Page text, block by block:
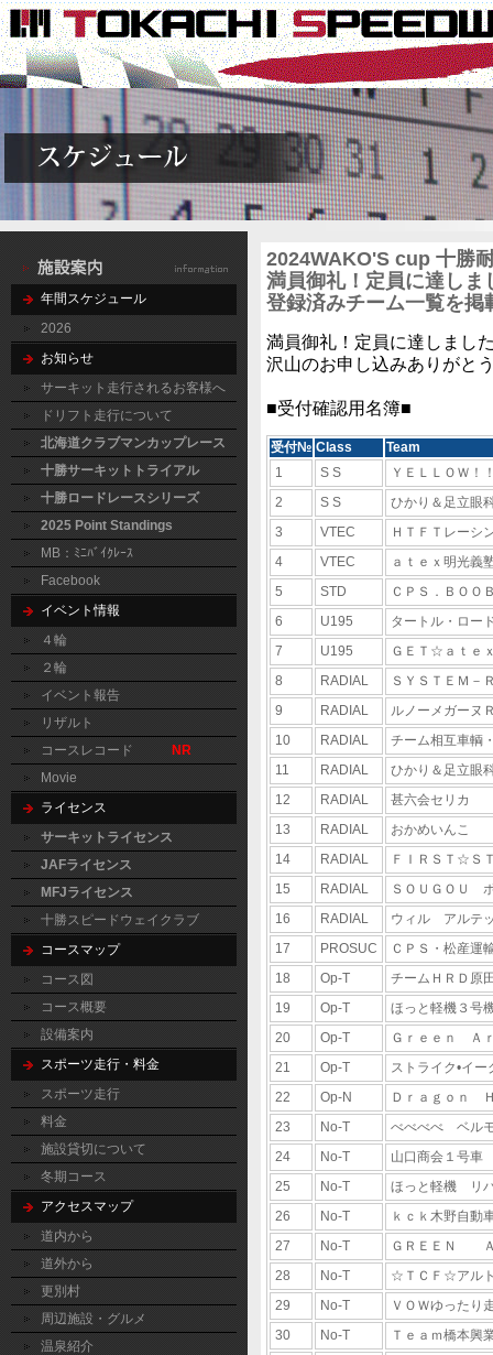
年間スケジュール
2026
お知らせ
サーキット走行されるお客様へ
ドリフト走行について
北海道クラブマンカップレース
十勝サーキットトライアル
十勝ロードレースシリーズ
2025 Point Standings
MB：ﾐﾆﾊﾞｲｸﾚｰｽ
Facebook
イベント情報
４輪
２輪
イベント報告
リザルト
コースレコード
NR
Movie
ライセンス
サーキットライセンス
JAFライセンス
MFJライセンス
十勝スピードウェイクラブ
コースマップ
コース図
コース概要
設備案内
スポーツ走行・料金
スポーツ走行
料金
施設貸切について
冬期コース
アクセスマップ
道内から
道外から
更別村
周辺施設・グルメ
温泉紹介
2024WAKO'S cup 十勝
満員御礼！定員に達しま
登録済みチーム一覧を
満員御礼！定員に達しまし
沢山のお申し込みありがと
■受付確認用名簿■
受付№ Class
Team
1
S S
ＹＥＬＬＯＷ！
2
S S
ひかり＆足立
3
VTEC
ＨＴＦＴレー
4
VTEC
ａｔｅｘ明光義
5
STD
ＣＰＳ．ＢＯＯ
6
U195
タートル・ロー
7
U195
ＧＥＴ☆ａｔｅ
8
RADIAL
ＳＹＳＴＥＭ－
9
RADIAL
ルノーメガーヌ
10
RADIAL
チーム相互車輌
11
RADIAL
ひかり＆足立眼
12
RADIAL
甚六会セリカ
13
RADIAL
おかめいんこ
14
RADIAL
ＦＩＲＳＴ☆Ｓ
15
RADIAL
ＳＯＵＧＯＵ
16
RADIAL
ウィル アルテ
17
PROSUC
ＣＰＳ・松産運
18
Op-T
チームＨＲＤ原
19
Op-T
ほっと軽機３号
20
Op-T
Ｇｒｅｅｎ Ａ
21
Op-T
ストライク•イー
22
Op-N
Ｄｒａｇｏｎ
23
No-T
べべべべ ベル
24
No-T
山口商会１号車
25
No-T
ほっと軽機 リ
26
No-T
ｋｃｋ木野自動
27
No-T
ＧＲＥＥＮ Ａ
28
No-T
☆ＴＣＦ☆アル
29
No-T
ＶＯＷゆったり
30
No-T
Ｔｅａｍ橋本興